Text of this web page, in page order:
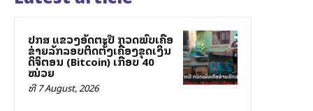
ປກສ ແຂວງອັດຕະປື ກວດພົບເຄືອ
ຂ່າຍລັກລອບຕິດຕັ້ງເຄື່ອງຂຸດເງິນ
ດິຈິຕອນ (Bitcoin) ເກືອບ 40
ໝ່ວຍ
ທີ 7 August, 2026